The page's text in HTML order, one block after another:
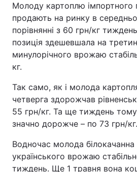
Молоду картоплю імпортного
продають на ринку в
порівнянні з 60 грн/кг
позиція здешевшала на
минулорічного врожаю
кг.
Так само, як і молода
четверга здорожчав
55 грн/кг. Та ще тиждень тому
значно дорожче – по 73 грн/кг.
Водночас молода білокачанна
українського врожаю
тиждень. Ще 1 травня вона